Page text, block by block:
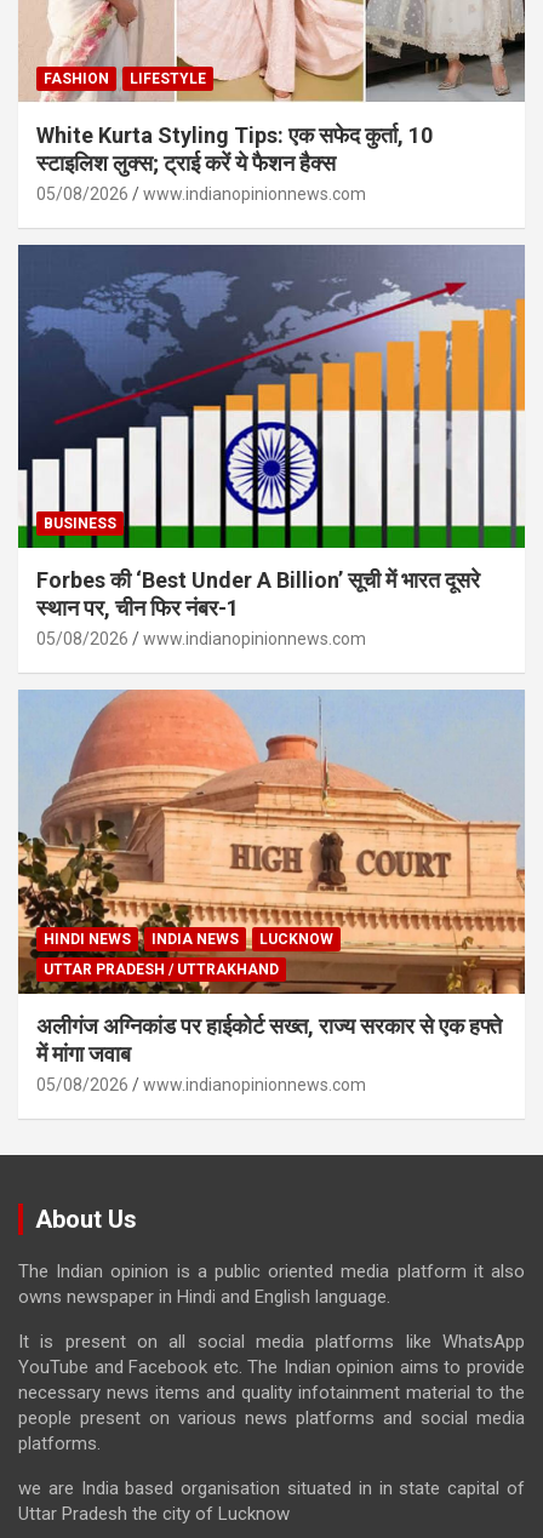
FASHION LIFESTYLE
White Kurta Styling Tips: एक सफेद कुर्ता, 10
स्टाइलिश लुक्स; ट्राई करें ये फैशन हैक्स
05/08/2026 www.indianopinionnews.com
BUSINESS
Forbes की ‘Best Under A Billion’ सूची में भारत दूसरे
स्थान पर, चीन फिर नंबर-1
05/08/2026 www.indianopinionnews.com
HINDI NEWS INDIA NEWS
LUCKNOW
UTTAR PRADESH / UTTRAKHAND
अलीगंज अग्निकांड पर हाईकोर्ट सख्त, राज्य सरकार से एक हफ्ते
में मांगा जवाब
05/08/2026 www.indianopinionnews.com
About Us
The Indian opinion is a public oriented media platform it also
owns newspaper in Hindi and English language.
It is present on all social media platforms like WhatsApp
YouTube and Facebook etc. The Indian opinion aims to provide
necessary news items and quality infotainment material to the
people present on various news platforms and social media
platforms.
we are India based organisation situated in in state capital of
Uttar Pradesh the city of Lucknow